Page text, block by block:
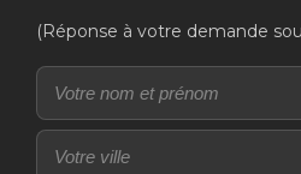
(Réponse à votre demande